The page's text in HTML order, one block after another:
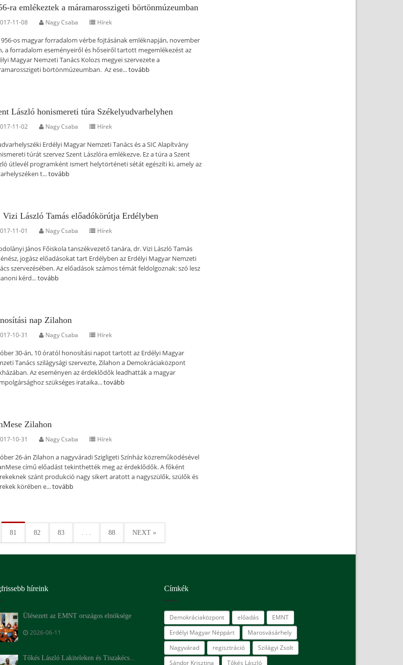
ra emlékeztek a máramarosszigeti börtönmúzeumban
11-08 Nagy Csaba Hírek
os magyar forradalom vérbe fojtásának emléknapján, november
a forradalom eseményeiről és hőseiről tartott megemlékezést az
Magyar Nemzeti Tanács Kolozs megyei szervezete a
börtönmúzeumban. Az ese...tovább
László honismereti túra Székelyudvarhelyhen
11-02 Nagy Csaba Hírek
Erdélyi Magyar Nemzeti Tanács és a SIC Alapítvány
túrát szervez Szent Lászlóra emlékezve. Ez a túra a Szent
útlevél programként ismert helytörténeti sétát egészíti ki, amely az
t...tovább
Vizi László Tamás előadókörútja Erdélyben
11-01 Nagy Csaba Hírek
János Főiskola tanszékvezető tanára, dr. Vizi László Tamás
jogász előadásokat tart Erdélyben az Erdélyi Magyar Nemzeti
szervezésében. Az előadások számos témát feldolgoznak: szó lesz
kérd...tovább
nap Zilahon
10-31 Nagy Csaba Hírek
30-án, 10 óratól honosítási napot tartott az Erdélyi Magyar
Tanács szilágysági szervezte, Zilahon a Demokráciaközpont
Az eseményen az érdeklődők leadhatták a magyar
szükséges irataika...tovább
Zilahon
10-31 Nagy Csaba Hírek
26-án Zilahon a nagyváradi Szigligeti Színház közreműködésével
című előadást tekinthették meg az érdeklődők. A főként
szánt produkció nagy sikert aratott a nagyszülők, szülők és
körében e...tovább
81 82 83 . . . 88 NEXT »
híreink
Ülésezett az EMNT országos elnöksége
2026-06-11
Tőkés László Lakiteleken és Tiszakécs...
Címkék
Demokráciaközpont előadás
EMNT
Erdélyi Magyar Néppárt
Marosvásárhely
Nagyvárad
regisztráció
Szilágyi Zsolt
Sándor Krisztina
Tőkés László